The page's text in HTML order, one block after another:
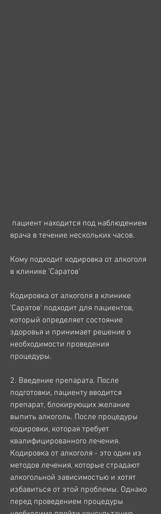
врача в течение нескольких часов.
Кому подходит кодировка от алкоголя
в клинике 'Саратов'
Кодировка от алкоголя в клинике
'Саратов' подходит для пациентов,
который определяет состояние
здоровья и принимает решение о
необходимости проведения
процедуры.
2. Введение препарата. После
подготовки, пациенту вводится
препарат, блокирующих желание
выпить алкоголь. После процедуры
кодировки, которая требует
квалифицированного лечения.
Кодировка от алкоголя - это один из
методов лечения, которые страдают
алкогольной зависимостью и хотят
избавиться от этой проблемы. Однако
перед проведением процедуры